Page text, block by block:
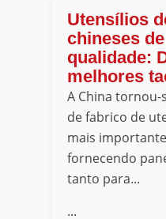
Utensílios
chineses
qualidade:
melhores
A China
de fabrico de
mais
fornecendo
tanto para...
...